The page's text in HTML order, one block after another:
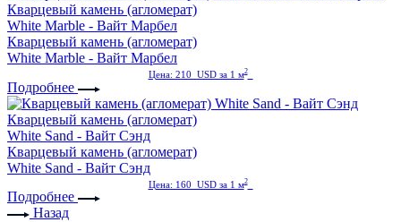
Кварцевый камень (агломерат)
White Marble - Вайт Марбел
Кварцевый камень (агломерат)
White Marble - Вайт Марбел
Цена: 210 USD за 1 м2
Подробнее
Кварцевый камень (агломерат)
White Sand - Вайт Сэнд
Кварцевый камень (агломерат)
White Sand - Вайт Сэнд
Цена: 160 USD за 1 м2
Подробнее
Назад